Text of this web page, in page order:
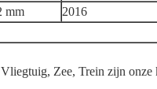
mm 2016
Zee, Trein zijn onze